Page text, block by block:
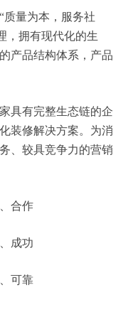
质量为本，服务社
，拥有现代化的生
产品结构体系，产品
具有完整生态链的企
装修解决方案。为消
、较具竞争力的营销
合作
成功
可靠